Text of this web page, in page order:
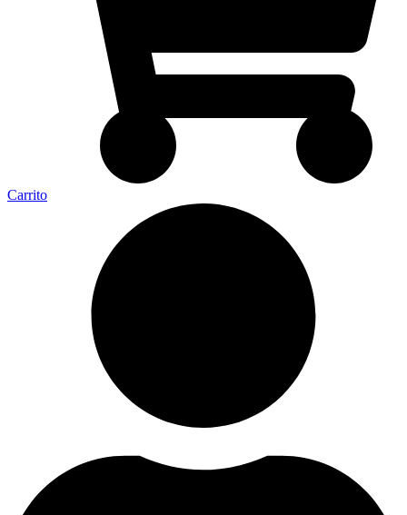
Carrito